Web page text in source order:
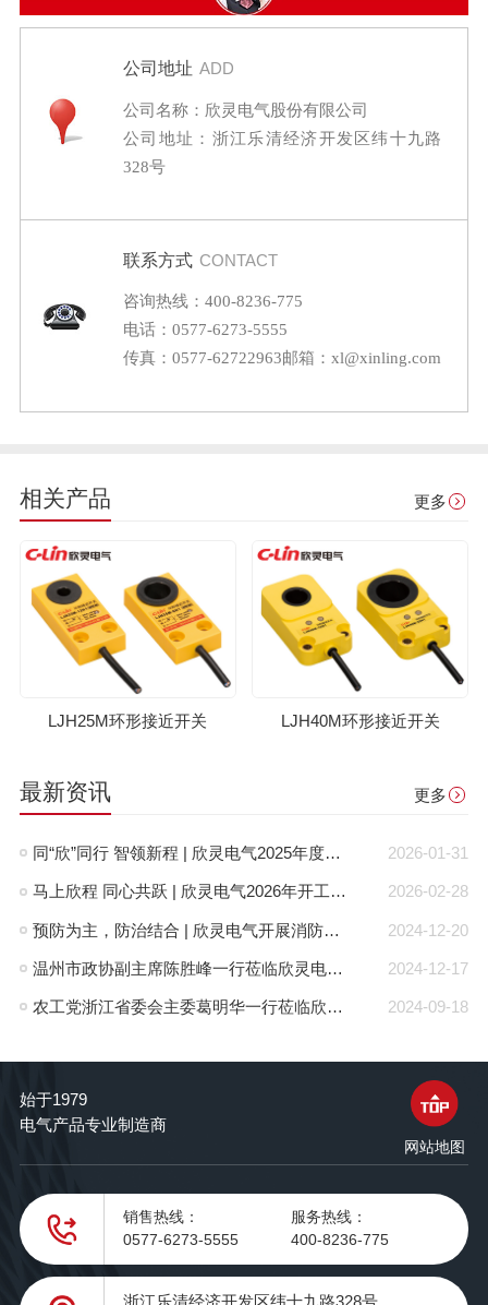
公司地址 ADD
公司名称：欣灵电气股份有限公司
公司地址：浙江乐清经济开发区纬十九路
328号
联系方式 CONTACT
咨询热线：400-8236-775
电话：0577-6273-5555
传真：0577-62722963邮箱：xl@xinling.com
相关产品 更多
LJH25M环形接近开关 LJH40M环形接近开关
最新资讯 更多
2026-01-31
同“欣”同行 智领新程 | 欣灵电气2025年度表彰总结大会暨新年酒会成功举办！
2026-02-28
马上欣程 同心共跃 | 欣灵电气2026年开工大吉！
2024-12-20
预防为主，防治结合 | 欣灵电气开展消防应急预案演练活动
2024-12-17
温州市政协副主席陈胜峰一行莅临欣灵电气调研指导
2024-09-18
农工党浙江省委会主委葛明华一行莅临欣灵电气考察调研
始于1979
电气产品专业制造商
网站地图
销售热线：
0577-6273-5555
服务热线：
400-8236-775
浙江乐清经济开发区纬十九路328号